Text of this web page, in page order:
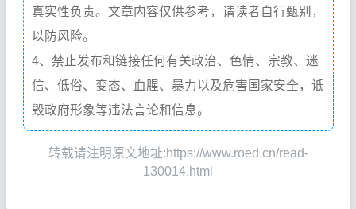
真实性负责。文章内容仅供参考，请读者自行甄别，
以防风险。
4、禁止发布和链接任何有关政治、色情、宗教、迷
信、低俗、变态、血腥、暴力以及危害国家安全，诋
毁政府形象等违法言论和信息。
转载请注明原文地址:https://www.roed.cn/read-
130014.html